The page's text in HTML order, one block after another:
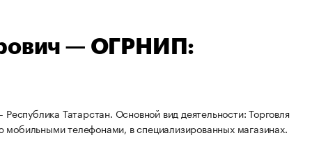
— ОГРНИП:
Татарстан. Основной вид деятельности: Торговля
телефонами, в специализированных магазинах.